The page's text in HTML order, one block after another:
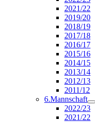
2021/22
2019/20
2018/19
2017/18
2016/17
2015/16
2014/15
2013/14
2012/13
2011/12
6.Mannschaft
2022/23
2021/22